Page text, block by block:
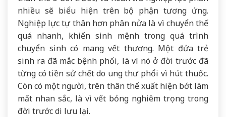
nhiều sẽ biểu hiện trên bộ phận tương ứng.
Nghiệp lực tự thân hơn phân nửa là vì chuyển thế
quá nhanh, khiến sinh mệnh trong quá trình
chuyển sinh có mang vết thương. Một đứa trẻ
sinh ra đã mắc bệnh phổi, là vì nó ở đời trước đã
từng có tiền sử chết do ung thư phổi vì hút thuốc.
Còn có một người, trên thân thể xuất hiện bớt làm
mất nhan sắc, là vì vết bỏng nghiêm trọng trong
đời trước di lưu lại.